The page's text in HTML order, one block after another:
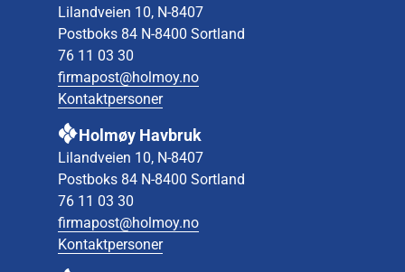
Lilandveien 10, N-8407
Postboks 84 N-8400 Sortland
76 11 03 30
firmapost@holmoy.no
Kontaktpersoner
Holmøy Havbruk
Lilandveien 10, N-8407
Postboks 84 N-8400 Sortland
76 11 03 30
firmapost@holmoy.no
Kontaktpersoner